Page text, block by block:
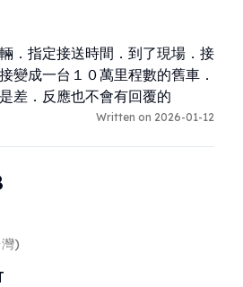
．指定接送時間．到了現場．接
變成一台１０萬里程數的舊車．
差．反應也不會有回覆的
Written on 2026-01-12
)